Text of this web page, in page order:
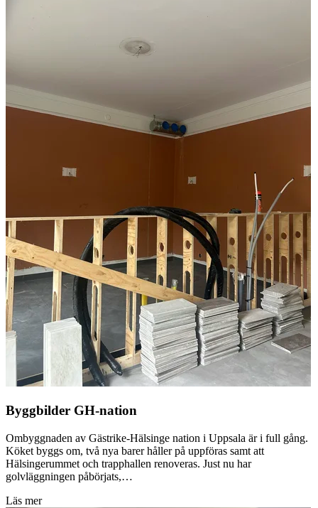
Byggbilder GH-nation
Ombyggnaden av Gästrike-Hälsinge nation i Uppsala är i full gång.
Köket byggs om, två nya barer håller på uppföras samt att
Hälsingerummet och trapphallen renoveras. Just nu har
golvläggningen påbörjats,…
Läs mer